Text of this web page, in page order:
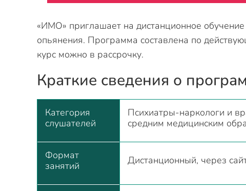
«ИМО» приглашает на дистанционное
опьянения. Программа составлена по
курс можно в рассрочку.
Краткие сведения о
Категория
слушателей
Психиатры-наркологи и
средним медицинским
Формат
занятий
Дистанционный, через